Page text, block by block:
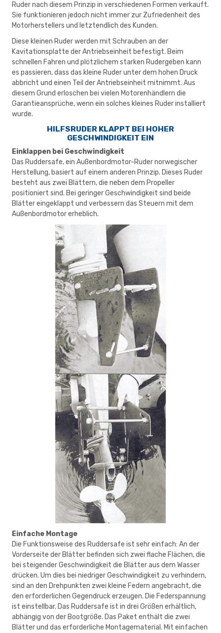
Ruder nach diesem Prinzip in verschiedenen Formen verkauft.
Sie funktionieren jedoch nicht immer zur Zufriedenheit des
Motorherstellers und letztendlich des Kunden.
Diese kleinen Ruder werden mit Schrauben an der
Kavitationsplatte der Antriebseinheit befestigt. Beim
schnellen Fahren und plötzlichem starken Rudergeben kann
es passieren, dass das kleine Ruder unter dem hohen Druck
abbricht und einen Teil der Antriebseinheit mitnimmt. Aus
diesem Grund erloschen bei vielen Motorenhändlern die
Garantieansprüche, wenn ein solches kleines Ruder installiert
wurde.
HILFSRUDER KLAPPT BEI HOHER
GESCHWINDIGKEIT EIN
Einklappen bei Geschwindigkeit
Das Ruddersafe, ein Außenbordmotor-Ruder norwegischer
Herstellung, basiert auf einem anderen Prinzip. Dieses Ruder
besteht aus zwei Blättern, die neben dem Propeller
positioniert sind. Bei geringer Geschwindigkeit sind beide
Blätter eingeklappt und verbessern das Steuern mit dem
Außenbordmotor erheblich.
Einfache Montage
Die Funktionsweise des Ruddersafe ist sehr einfach: An der
Vorderseite der Blätter befinden sich zwei flache Flächen, die
bei steigender Geschwindigkeit die Blätter aus dem Wasser
drücken. Um dies bei niedriger Geschwindigkeit zu verhindern,
sind an den Drehpunkten zwei kleine Federn angebracht, die
den erforderlichen Gegendruck erzeugen. Die Federspannung
ist einstellbar. Das Ruddersafe ist in drei Größen erhältlich,
abhängig von der Bootgröße. Das Paket enthält die zwei
Blätter und das erforderliche Montagematerial. Mit einfachen